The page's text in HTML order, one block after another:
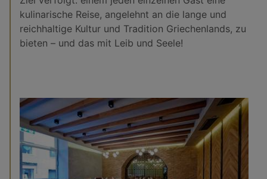
kulinarische Reise, angelehnt an die lange und
reichhaltige Kultur und Tradition Griechenlands, zu
bieten – und das mit Leib und Seele!